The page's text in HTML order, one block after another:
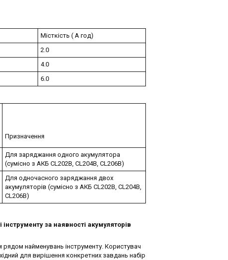
Місткість ( А год)
2.0
4.0
6.0
Призначення
Для заряджання одного акумулятора
(сумісно з АКБ CL202B, CL204B, CL206B)
Для одночасного заряджання двох
акумуляторів (сумісно з АКБ CL202B, CL204B,
CL206B)
інструменту за наявності акумуляторів
рядом найменувань інструменту. Користувач
для вирішення конкретних завдань набір